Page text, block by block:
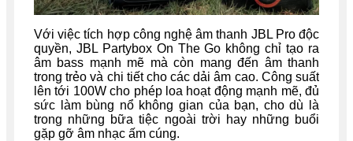
Với việc tích hợp công nghệ âm thanh JBL Pro độc
quyền, JBL Partybox On The Go không chỉ tạo ra
âm bass mạnh mẽ mà còn mang đến âm thanh
trong trẻo và chi tiết cho các dải âm cao. Công suất
lên tới 100W cho phép loa hoạt động mạnh mẽ, đủ
sức làm bùng nổ không gian của bạn, cho dù là
trong những bữa tiệc ngoài trời hay những buổi
gặp gỡ âm nhạc ấm cúng.